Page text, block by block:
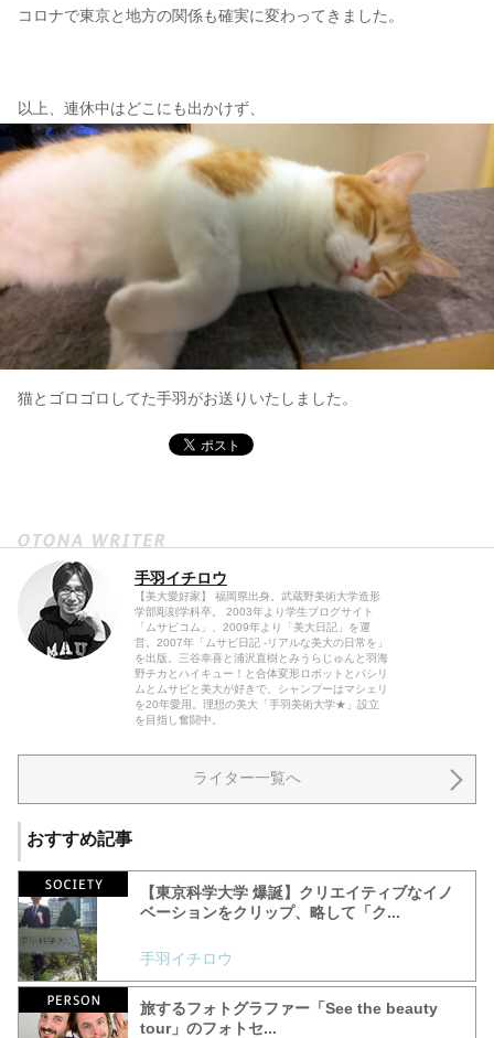
コロナで東京と地方の関係も確実に変わってきました。
以上、連休中はどこにも出かけず、
猫とゴロゴロしてた手羽がお送りいたしました。
手羽イチロウ
【美大愛好家】 福岡県出身。武蔵野美術大学造形
学部彫刻学科卒。 2003年より学生ブログサイト
「ムサビコム」、2009年より「美大日記」を運
営。2007年「ムサビ日記 -リアルな美大の日常を」
を出版。三谷幸喜と浦沢直樹とみうらじゅんと羽海
野チカとハイキュー！と合体変形ロボットとパシリ
ムとムサビと美大が好きで、シャンプーはマシェリ
を20年愛用。理想の美大「手羽美術大学★」設立
を目指し奮闘中。
ライター一覧へ
おすすめ記事
【東京科学大学 爆誕】クリエイティブなイノ
ベーションをクリップ、略して「ク...
手羽イチロウ
旅するフォトグラファー「See the beauty
tour」のフォトセ...